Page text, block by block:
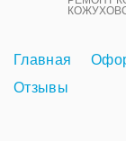
Главная
Отзывы